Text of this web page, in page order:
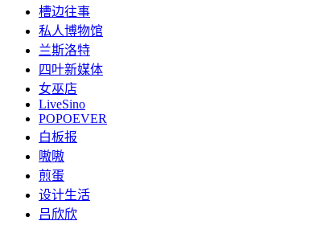
槽边往事
私人博物馆
兰斯洛特
四叶新媒体
女巫店
LiveSino
POPOEVER
白板报
嗷嗷
煎蛋
设计生活
吕欣欣